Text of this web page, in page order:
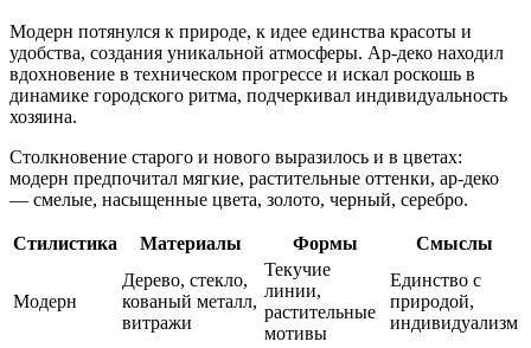
Модерн потянулся к природе, к идее единства красоты и
удобства, создания уникальной атмосферы. Ар-деко находил
вдохновение в техническом прогрессе и искал роскошь в
динамике городского ритма, подчеркивал индивидуальность
хозяина.
Столкновение старого и нового выразилось и в цветах:
модерн предпочитал мягкие, растительные оттенки, ар-деко
— смелые, насыщенные цвета, золото, черный, серебро.
Стилистика Материалы Формы Смыслы
Модерн
Дерево, стекло,
кованый металл,
витражи
Текучие
линии,
растительные
мотивы
Единство с
природой,
индивидуализм